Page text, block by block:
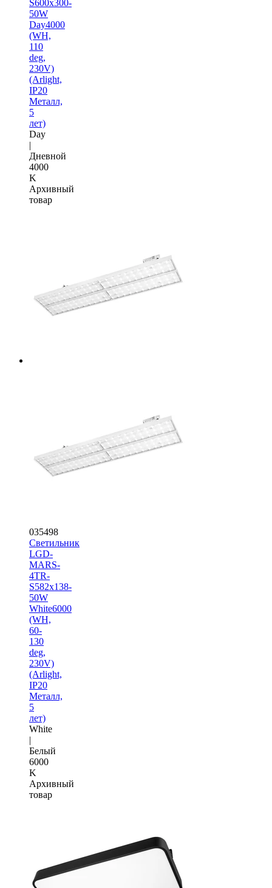
S600x300-
50W
Day4000
(WH,
110
deg,
230V)
(Arlight,
IP20
Металл,
5
лет)
Day
|
Дневной
4000
K
Архивный
товар
035498
Светильник
LGD-
MARS-
4TR-
S582x138-
50W
White6000
(WH,
60-
130
deg,
230V)
(Arlight,
IP20
Металл,
5
лет)
White
|
Белый
6000
K
Архивный
товар